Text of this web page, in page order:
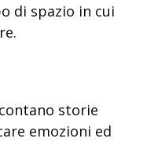
di spazio in cui
storie
emozioni ed